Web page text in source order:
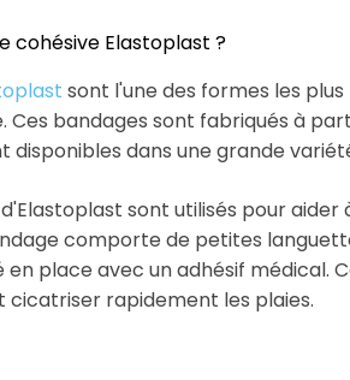
cohésive Elastoplast ?
sont l'une des formes les
Ces bandages sont fabriqués à
disponibles dans une grande
sont utilisés pour
comporte de petites
en place avec un adhésif médical.
cicatriser rapidement les plaies.